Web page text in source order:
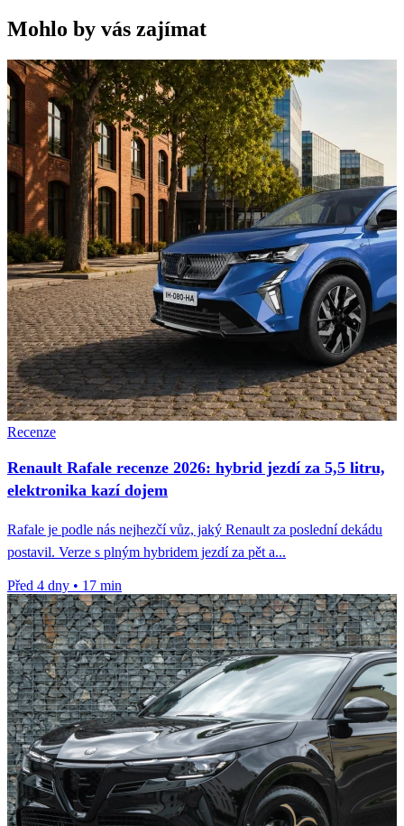
Mohlo by vás zajímat
Recenze
Renault Rafale recenze 2026: hybrid jezdí za 5,5 litru,
elektronika kazí dojem
Rafale je podle nás nejhezčí vůz, jaký Renault za poslední dekádu
postavil. Verze s plným hybridem jezdí za pět a...
Před 4 dny • 17 min